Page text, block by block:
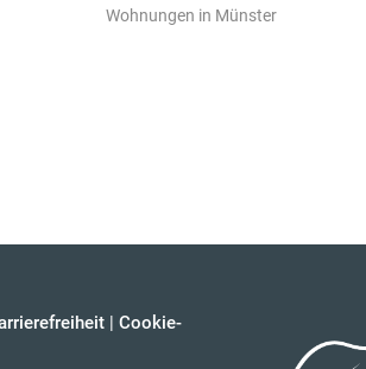
Wohnungen in Münster
| Cookie-